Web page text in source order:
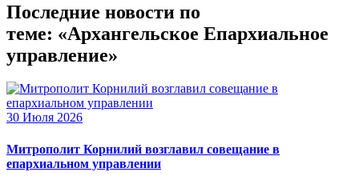
Последние новости по
теме: «Архангельское Епархиальное
управление»
30 Июля 2026
Митрополит Корнилий возглавил совещание в
епархиальном управлении